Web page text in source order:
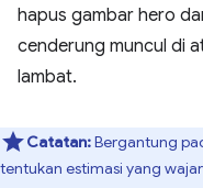
hapus gambar hero
cenderung muncul di
lambat.
Catatan:Bergantung
tentukan estimasi yang